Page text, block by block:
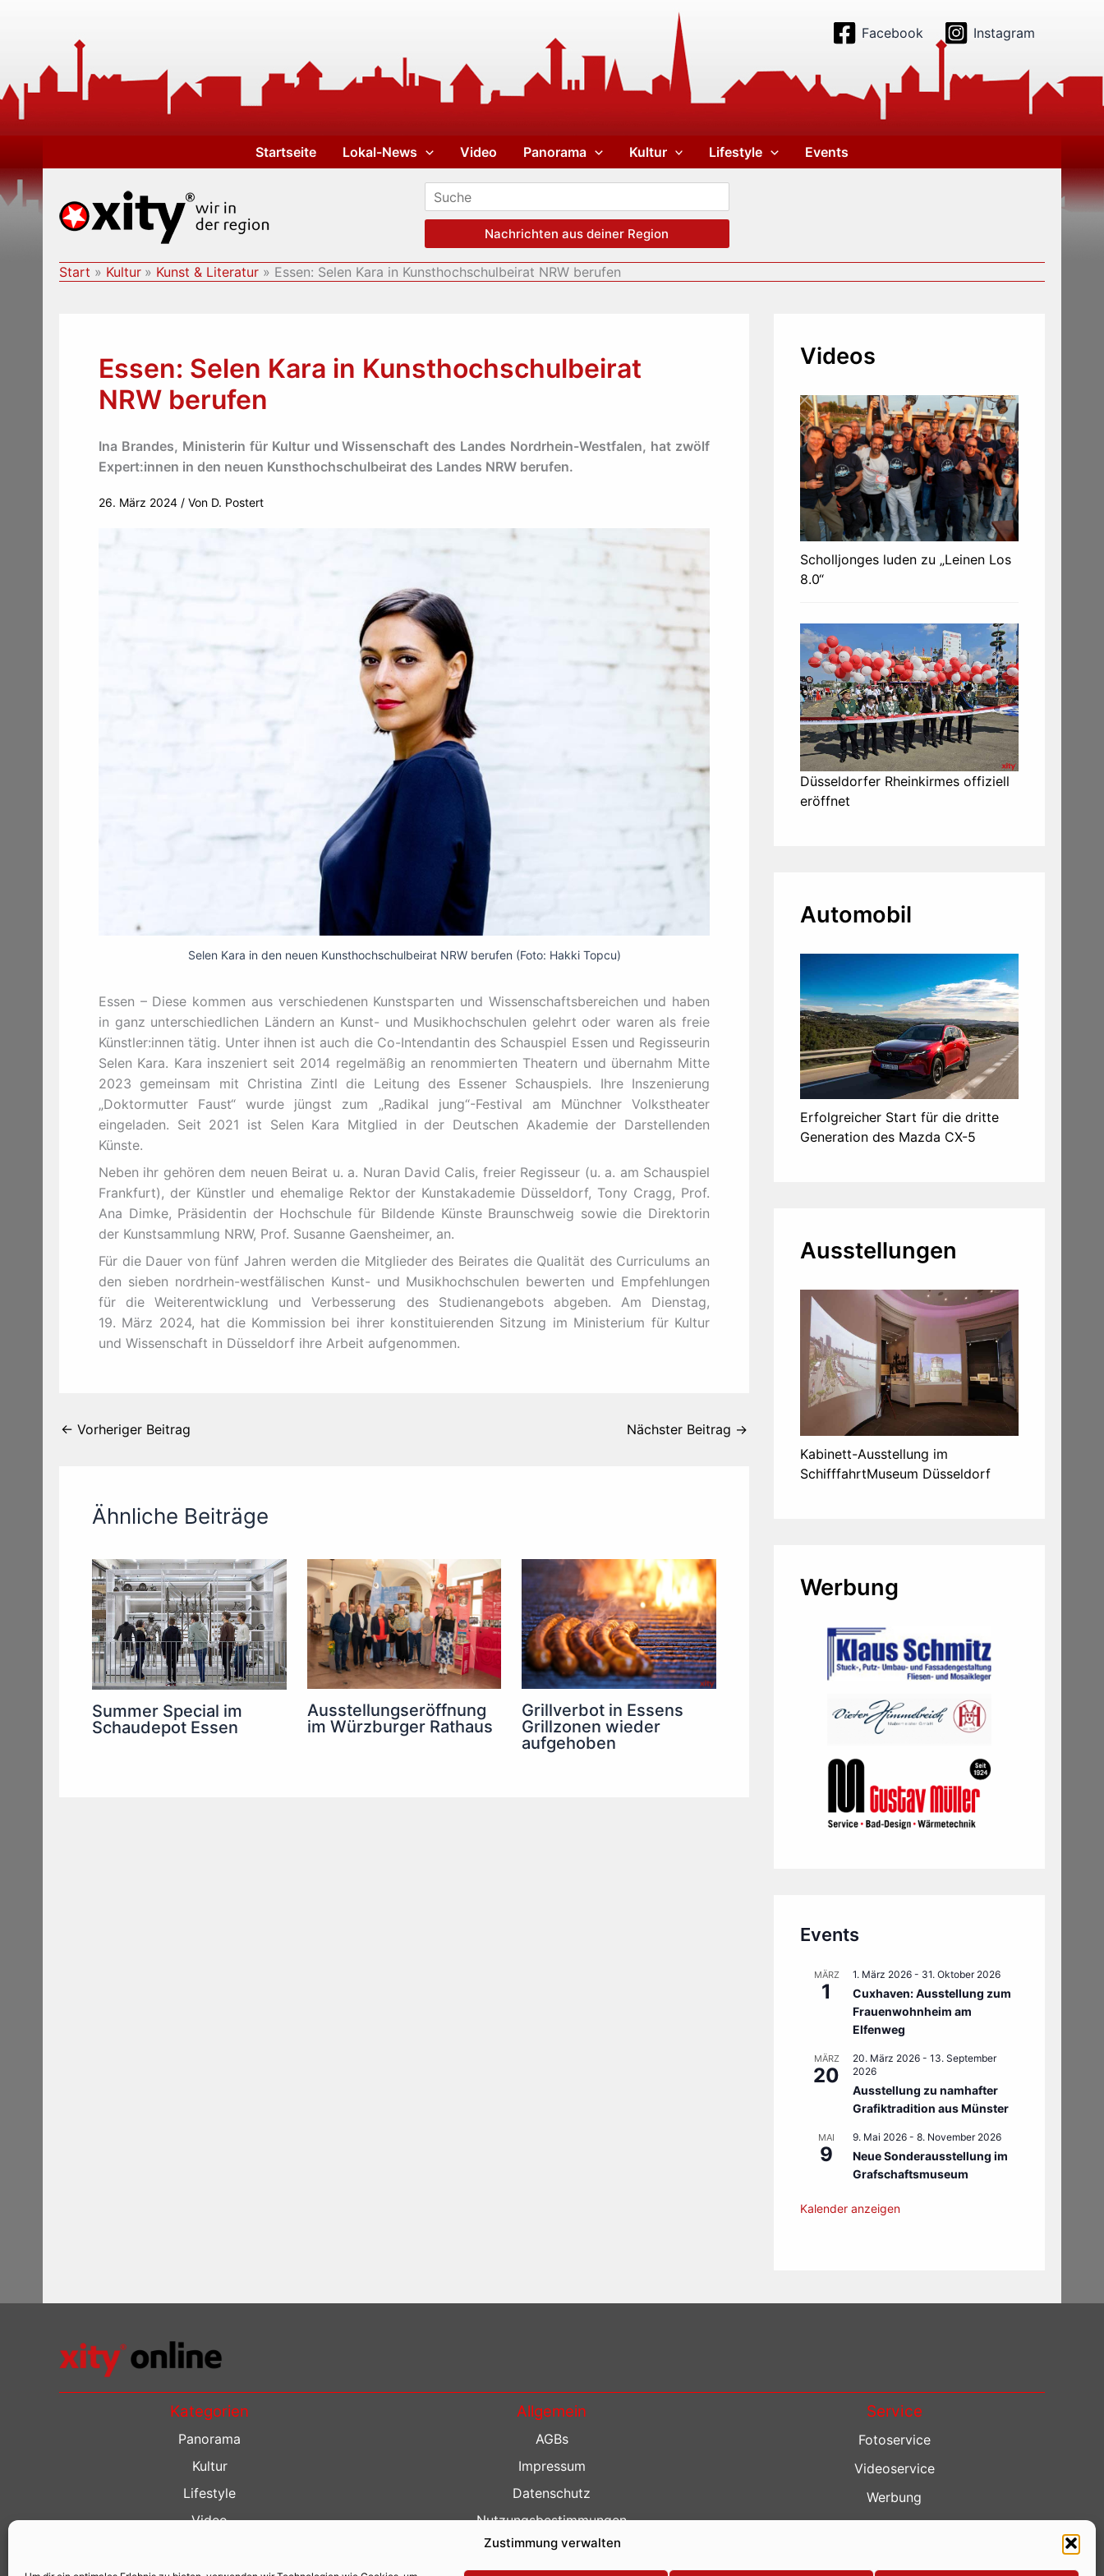
Zustimmung verwalten
Facebook Instagram
Startseite Lokal-News Video Panorama Kultur Lifestyle Events
Nachrichten aus deiner Region
Start Kultur Kunst & Literatur Essen: Selen Kara in Kunsthochschulbeirat NRW berufen
Essen: Selen Kara in Kunsthochschulbeirat
NRW berufen
Ina Brandes, Ministerin für Kultur und Wissenschaft des Landes Nordrhein-Westfalen, hat zwölf
Expert:innen in den neuen Kunsthochschulbeirat des Landes NRW berufen.
26. März 2024 / Von D. Postert
Selen Kara in den neuen Kunsthochschulbeirat NRW berufen (Foto: Hakki Topcu)
Essen – Diese kommen aus verschiedenen Kunstsparten und Wissenschaftsbereichen und haben
in ganz unterschiedlichen Ländern an Kunst- und Musikhochschulen gelehrt oder waren als freie
Künstler:innen tätig. Unter ihnen ist auch die Co-Intendantin des Schauspiel Essen und Regisseurin
Selen Kara. Kara inszeniert seit 2014 regelmäßig an renommierten Theatern und übernahm Mitte
2023 gemeinsam mit Christina Zintl die Leitung des Essener Schauspiels. Ihre Inszenierung
„Doktormutter Faust“ wurde jüngst zum „Radikal jung“-Festival am Münchner Volkstheater
eingeladen. Seit 2021 ist Selen Kara Mitglied in der Deutschen Akademie der Darstellenden
Künste.
Neben ihr gehören dem neuen Beirat u. a. Nuran David Calis, freier Regisseur (u. a. am Schauspiel
Frankfurt), der Künstler und ehemalige Rektor der Kunstakademie Düsseldorf, Tony Cragg, Prof.
Ana Dimke, Präsidentin der Hochschule für Bildende Künste Braunschweig sowie die Direktorin
der Kunstsammlung NRW, Prof. Susanne Gaensheimer, an.
Für die Dauer von fünf Jahren werden die Mitglieder des Beirates die Qualität des Curriculums an
den sieben nordrhein-westfälischen Kunst- und Musikhochschulen bewerten und Empfehlungen
für die Weiterentwicklung und Verbesserung des Studienangebots abgeben. Am Dienstag,
19. März 2024, hat die Kommission bei ihrer konstituierenden Sitzung im Ministerium für Kultur
und Wissenschaft in Düsseldorf ihre Arbeit aufgenommen.
← Vorheriger Beitrag Nächster Beitrag →
Ähnliche Beiträge
Summer Special im
Schaudepot Essen
Ausstellungseröffnung
im Würzburger Rathaus
Grillverbot in Essens
Grillzonen wieder
aufgehoben
Videos
Scholljonges luden zu „Leinen Los
8.0“
Düsseldorfer Rheinkirmes offiziell
eröffnet
Automobil
Erfolgreicher Start für die dritte
Generation des Mazda CX-5
Ausstellungen
Kabinett-Ausstellung im
SchifffahrtMuseum Düsseldorf
Werbung
Events
MÄRZ
1
1. März 2026 - 31. Oktober 2026
Cuxhaven: Ausstellung zum
Frauenwohnheim am
Elfenweg
MÄRZ
20
20. März 2026 - 13. September
2026
Ausstellung zu namhafter
Grafiktradition aus Münster
MAI
9
9. Mai 2026 - 8. November 2026
Neue Sonderausstellung im
Grafschaftsmuseum
Kalender anzeigen
Kategorien
Panorama
Kultur
Lifestyle
Video
Allgemein
AGBs
Impressum
Datenschutz
Nutzungsbestimmungen
Kontakt
Service
Fotoservice
Videoservice
Werbung